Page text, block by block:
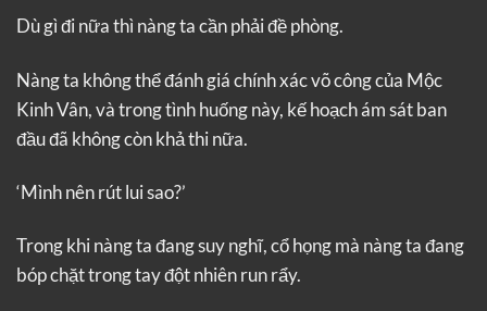
Dù gì đi nữa thì nàng ta cần phải đề phòng.
Nàng ta không thể đánh giá chính xác võ công của Mộc
Kinh Vân, và trong tình huống này, kế hoạch ám sát ban
đầu đã không còn khả thi nữa.
‘Mình nên rút lui sao?’
Trong khi nàng ta đang suy nghĩ, cổ họng mà nàng ta đang
bóp chặt trong tay đột nhiên run rẩy.